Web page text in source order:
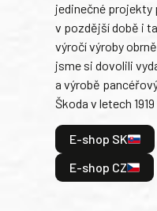
jedinečné projekty
v pozdější době i
výročí výroby
jsme si dovolili
a výrobě
Škoda v letech 1919
E-shop SK
E-shop CZ